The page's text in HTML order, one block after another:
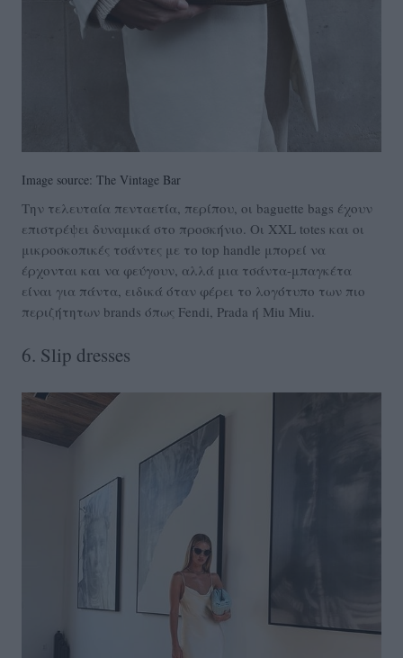
Image source: The Vintage Bar
Την τελευταία πενταετία, περίπου, οι baguette bags έχουν
επιστρέψει δυναμικά στο προσκήνιο. Οι XXL totes και οι
μικροσκοπικές τσάντες με το top handle μπορεί να
έρχονται και να φεύγουν, αλλά μια τσάντα-μπαγκέτα
είναι για πάντα, ειδικά όταν φέρει το λογότυπο των πιο
περιζήτητων brands όπως Fendi, Prada ή Miu Miu.
6. Slip dresses